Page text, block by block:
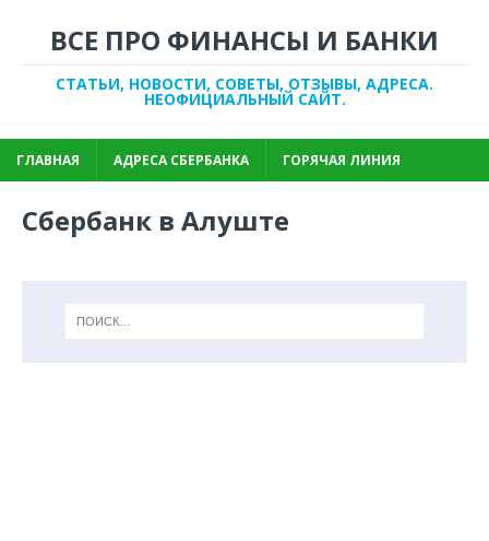
ВСЕ ПРО ФИНАНСЫ И БАНКИ
СТАТЬИ, НОВОСТИ, СОВЕТЫ, ОТЗЫВЫ, АДРЕСА.
НЕОФИЦИАЛЬНЫЙ САЙТ.
ГЛАВНАЯ АДРЕСА СБЕРБАНКА ГОРЯЧАЯ ЛИНИЯ
Сбербанк в Алуште